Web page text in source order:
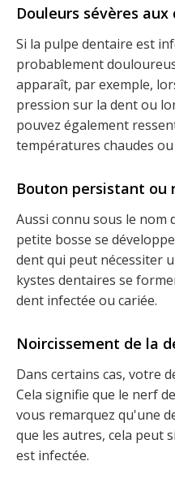
Douleurs sévères aux
Si la pulpe dentaire est
probablement
apparaît, par exemple,
pression sur la dent ou
pouvez également
températures chaudes
Bouton persistant ou
Aussi connu sous le nom
petite bosse se
dent qui peut nécessiter
kystes dentaires se
dent infectée ou cariée.
Noircissement de la
Dans certains cas, votre
Cela signifie que le nerf
vous remarquez qu'une
que les autres, cela peut
est infectée.